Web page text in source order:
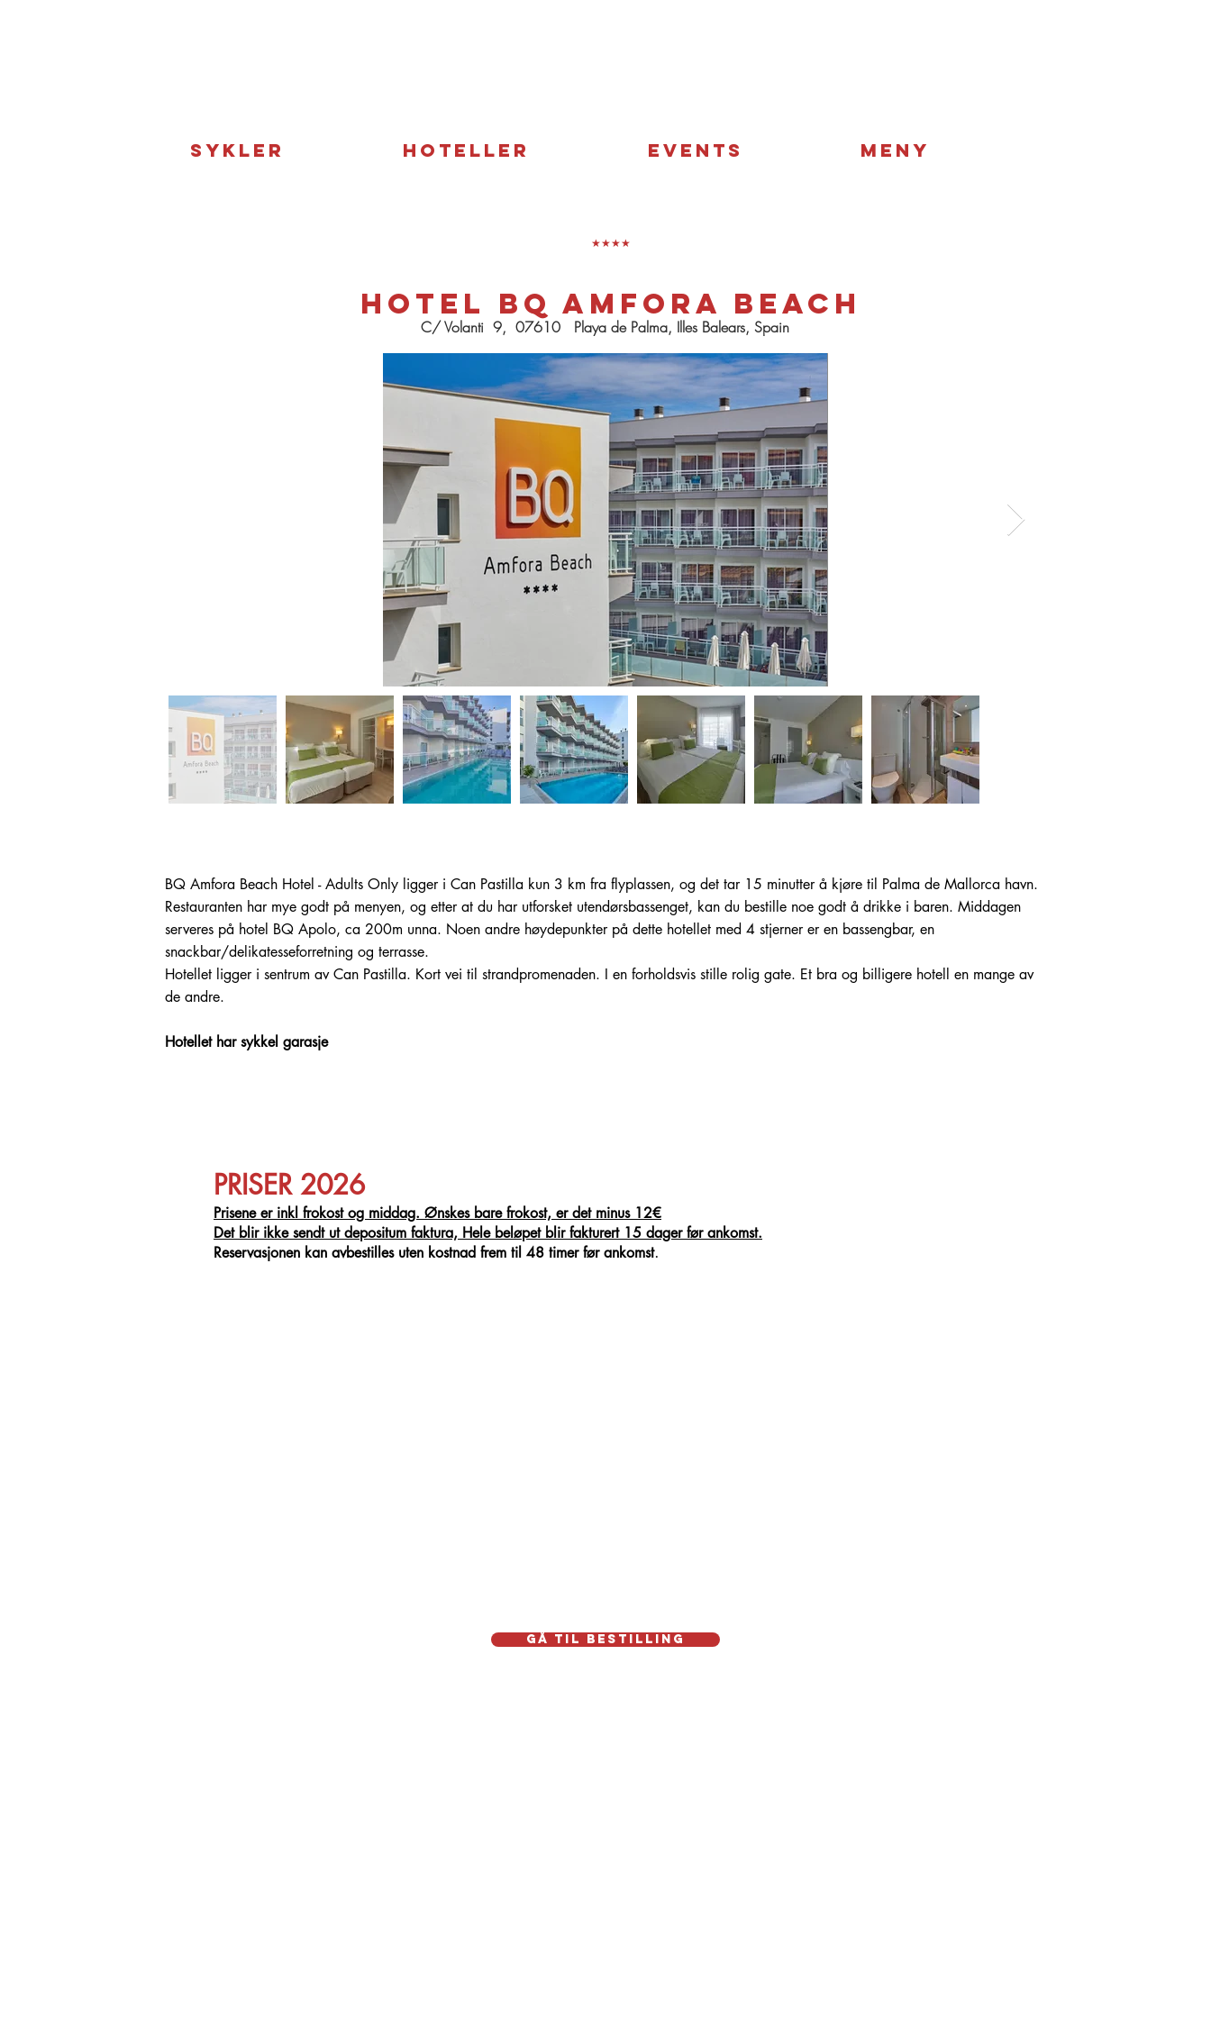
SYKLER HOTELLER EVENTS MENY
​★★★★
Hotel BQ Amfora Beach
C/ Volanti 9, 07610 Playa de Palma, Illes Balears, Spain
BQ Amfora Beach Hotel - Adults Only ligger i Can Pastilla kun 3 km fra flyplassen, og det tar 15 minutter å kjøre til Palma de Mallorca havn.
Restauranten har mye godt på menyen, og etter at du har utforsket utendørsbassenget, kan du bestille noe godt å drikke i baren. Middagen
serveres på hotel BQ Apolo, ca 200m unna. Noen andre høydepunkter på dette hotellet med 4 stjerner er en bassengbar, en
snackbar/delikatesseforretning og terrasse.
Hotellet ligger i sentrum av Can Pastilla. Kort vei til strandpromenaden. I en forholdsvis stille rolig gate. Et bra og billigere hotell en mange av
de andre.
Hotellet har sykkel garasje
PRISER 2026
Prisene er inkl frokost og middag. Ønskes bare frokost, er det minus 12€
Det blir ikke sendt ut depositum faktura, Hele beløpet blir fakturert 15 dager før ankomst.​
Reservasjonen kan avbestilles uten kostnad frem til 48 timer før ankomst​.
Gå til bestilling